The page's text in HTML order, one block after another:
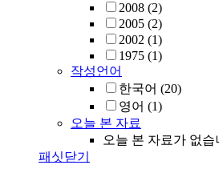
2008 (2)
2005 (2)
2002 (1)
1975 (1)
작성언어
한국어 (20)
영어 (1)
오늘 본 자료
오늘 본 자료가 없습
패싯닫기